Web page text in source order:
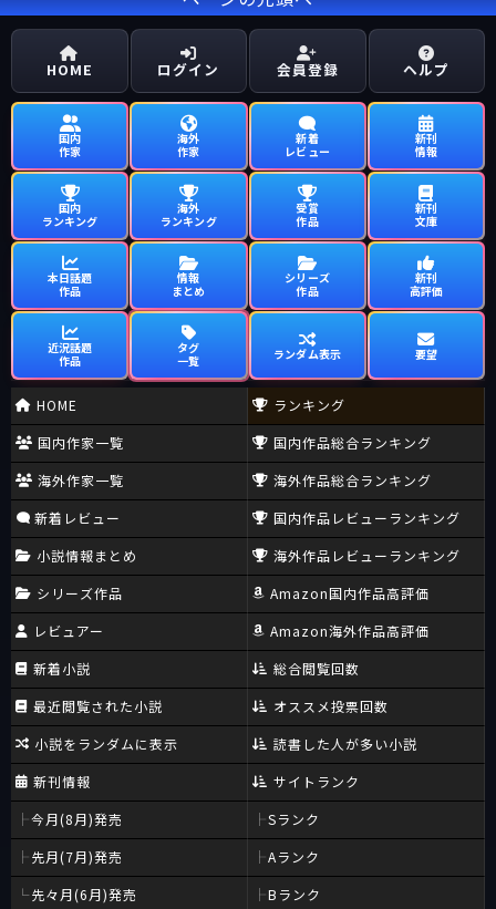
HOME ログイン 会員登録 ヘルプ
国内
作家
海外
作家
新着
レビュー
新刊
情報
国内
ランキング
海外
ランキング
受賞
作品
新刊
文庫
本日話題
作品
情報
まとめ
シリーズ
作品
新刊
高評価
近況話題
作品
タグ
一覧
ランダム表示 要望
HOME
国内作家一覧
海外作家一覧
新着レビュー
小説情報まとめ
シリーズ作品
レビュアー
新着小説
最近閲覧された小説
小説をランダムに表示
新刊情報
今月(8月)発売
先月(7月)発売
先々月(6月)発売
ランキング
国内作品総合ランキング
海外作品総合ランキング
国内作品レビューランキング
海外作品レビューランキング
Amazon国内作品高評価
Amazon海外作品高評価
総合閲覧回数
オススメ投票回数
読書した人が多い小説
サイトランク
Sランク
Aランク
Bランク